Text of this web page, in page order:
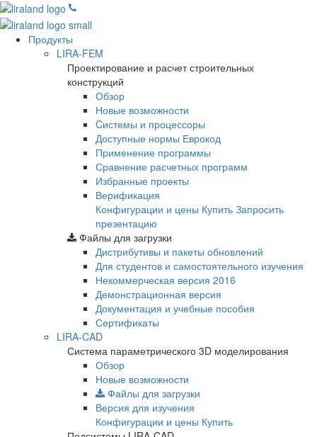
Продукты
LIRA-FEM
Проектирование и расчет строительных
конструкций
Обзор
Новые возможности
Cистемы и процессоры
Доступные нормы Еврокод
Применение программы
Сравнение расчетных программ
Избранные проекты
Верификация
Конфигурации и цены Купить Запросить
презентацию
Файлы для загрузки
Дистрибутивы и пакеты обновлений
Для студентов и самостоятельного изучения
Некоммерческая версия 2016
Демонстрационная версия
Документация и учебные пособия
Сертификаты
LIRA-CAD
Система параметрического 3D моделирования
Обзор
Новые возможности
Файлы для загрузки
Версия для изучения
Конфигурации и цены Купить